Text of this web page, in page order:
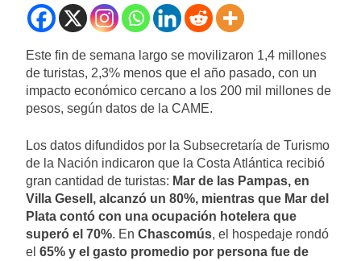
Este fin de semana largo se movilizaron 1,4 millones
de turistas, 2,3% menos que el año pasado, con un
impacto económico cercano a los 200 mil millones de
pesos, según datos de la CAME.
Los datos difundidos por la Subsecretaría de Turismo
de la Nación indicaron que la Costa Atlántica recibió
gran cantidad de turistas: Mar de las Pampas, en
Villa Gesell, alcanzó un 80%, mientras que Mar del
Plata contó con una ocupación hotelera que
superó el 70%. En Chascomús, el hospedaje rondó
el 65% y el gasto promedio por persona fue de